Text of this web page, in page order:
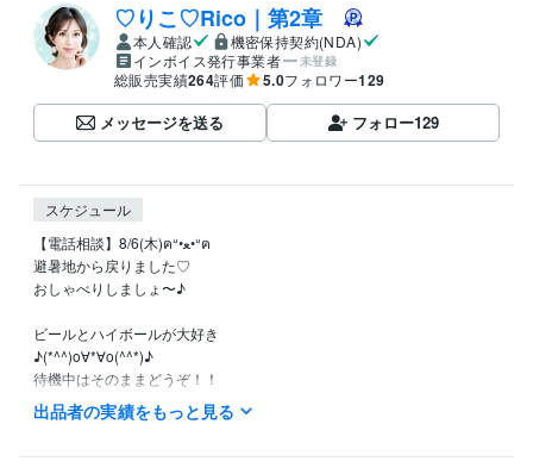
♡りこ♡Rico｜第2章
本人確認
機密保持契約(NDA)
インボイス発行事業者
未登録
総販売実績264評価 5.0フォロワー129
メッセージを送る フォロー129
スケジュール
【電話相談】8/6(木)ฅᐡ•ﻌ•ᐡฅ
避暑地から戻りました♡
おしゃべりしましょ〜♪
ビールとハイボールが大好き
♪(*^^)o∀*∀o(^^*)♪
待機中はそのままどうぞ！！
本日もお待ちしています。
出品者の実績をもっと見る